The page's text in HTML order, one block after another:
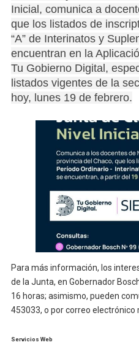
Inicial, comunica a
que los listados de
“A” de Interinatos y
encuentran en la
Tu Gobierno Digital,
listados vigentes de la
hoy, lunes 19 de febrero.
Para más información, los
de la Junta, en Gobernador
16 horas; asimismo, pueden
453033, o por correo electrónico
Servicios Web